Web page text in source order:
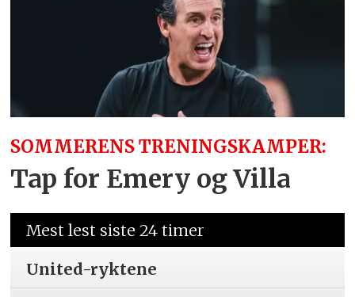
SOMMERENS TRENINGSKAMPER:
Tap for Emery og Villa
Mest lest siste 24 timer
United-ryktene